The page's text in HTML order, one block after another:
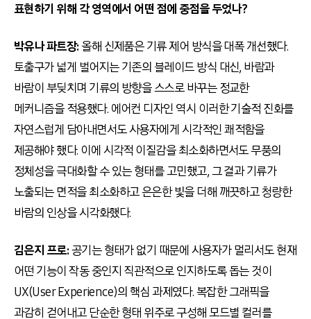
표현하기 위해 각 영역에서 어떤 점에 중점을 두었나?
박유나 파트장:올해 신제품은 기류 제어 방식을 대폭 개선했다.
토출구가 넓게 벌어지는 기존의 블레이드 방식 대신, 바람과
바람이 부딪치며 기류의 방향을 스스로 바꾸는 정교한
메커니즘을 적용했다. 에어컨 디자인 역시 이러한 기술적 진화를
자연스럽게 담아내면서도 사용자에게 시각적인 쾌적함을
제공해야 했다. 이에 시각적 이질감을 최소화하면서도 무풍의
정체성을 극대화할 수 있는 형태를 고민했고, 그 결과 기류가
노출되는 면적을 최소화하고 은은한 빛을 더해 깨끗하고 청량한
바람의 인상을 시각화했다.
김은지 프로:공기는 형태가 없기 때문에 사용자가 멀리서도 현재
어떤 기능이 작동 중인지 직관적으로 인지하도록 돕는 것이
UX(User Experience)의 핵심 과제였다. 복잡한 그래픽을
과감히 걷어내고 단순한 형태 위주로 구성해 모드별 컬러를